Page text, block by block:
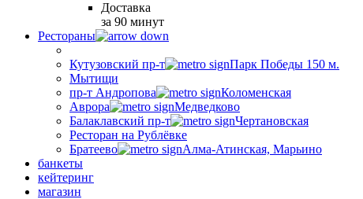
Доставка
за 90 минут
Рестораны
Кутузовский пр-т
Парк Победы 150 м.
Мытищи
пр-т Андропова
Коломенская
Аврора
Медведково
Балаклавский пр-т
Чертановская
Ресторан на Рублёвке
Братеево
Алма-Атинская, Марьино
банкеты
кейтеринг
магазин